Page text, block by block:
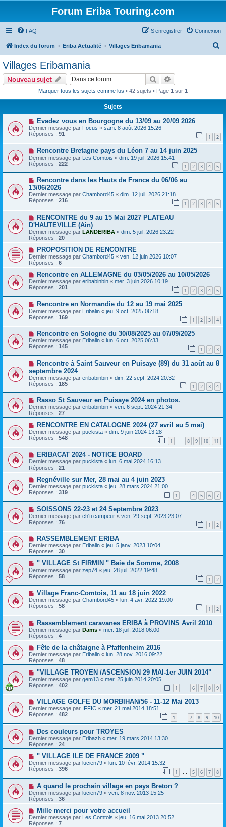
Forum Eriba Touring.com
FAQ Connexion
S’enregistrer
Index du forum Eriba Actualité Villages Eribamania
e
Villages Eribamania
Nouveau sujet Rechercher
Marquer tous les sujets comme lus • 42 sujets • Page 1 sur 1
Sujets
Evadez vous en Bourgogne du 13/09 au 20/09 2026
Dernier message par Focus « sam. 8 août 2026 15:26
Réponses : 91 1 2
Rencontre Bretagne pays du Léon 7 au 14 juin 2025
Dernier message par Les Comtois « dim. 19 juil. 2026 15:41
Réponses : 222 1 2 3 4 5
Rencontre dans les Hauts de France du 06/06 au
13/06/2026
Dernier message par Chambord45 « dim. 12 juil. 2026 21:18
Réponses : 216 1 2 3 4 5
RENCONTRE du 9 au 15 Mai 2027 PLATEAU
D'HAUTEVILLE (Ain)
Dernier message par LANDERIBA « dim. 5 juil. 2026 23:22
Réponses : 20
PROPOSITION DE RENCONTRE
Dernier message par Chambord45 « ven. 12 juin 2026 10:07
Réponses : 6
Rencontre en ALLEMAGNE du 03/05/2026 au 10/05/2026
Dernier message par eribabinbin « mer. 3 juin 2026 10:19
Réponses : 201 1 2 3 4 5
Rencontre en Normandie du 12 au 19 mai 2025
Dernier message par Eribalin « jeu. 9 oct. 2025 06:18
Réponses : 169 1 2 3 4
Rencontre en Sologne du 30/08/2025 au 07/09/2025
Dernier message par Eribalin « lun. 6 oct. 2025 06:33
Réponses : 145 1 2 3
Rencontre à Saint Sauveur en Puisaye (89) du 31 août au 8
septembre 2024
Dernier message par eribabinbin « dim. 22 sept. 2024 20:32
Réponses : 185 1 2 3 4
Rasso St Sauveur en Puisaye 2024 en photos.
Dernier message par eribabinbin « ven. 6 sept. 2024 21:34
Réponses : 27
RENCONTRE EN CATALOGNE 2024 (27 avril au 5 mai)
Dernier message par puckista « dim. 9 juin 2024 13:28
Réponses : 548 1 8 9 10 11
ERIBACAT 2024 - NOTICE BOARD
Dernier message par puckista « lun. 6 mai 2024 16:13
Réponses : 21
Regnéville sur Mer, 28 mai au 4 juin 2023
Dernier message par puckista « jeu. 28 mars 2024 21:00
Réponses : 319 1 … 4 5 6 7
SOISSONS 22-23 et 24 Septembre 2023
Dernier message par ch'ti campeur « ven. 29 sept. 2023 23:07
Réponses : 76 1 2
RASSEMBLEMENT ERIBA
Dernier message par Eribalin « jeu. 5 janv. 2023 10:04
Réponses : 30
" VILLAGE St FIRMIN " Baie de Somme, 2008
Dernier message par zep74 « jeu. 28 juil. 2022 19:48
Réponses : 58 1 2
Village Franc-Comtois, 11 au 18 juin 2022
Dernier message par Chambord45 « lun. 4 avr. 2022 19:00
Réponses : 58 1 2
Rassemblement caravanes ERIBA à PROVINS Avril 2010
Dernier message par Dams « mer. 18 juil. 2018 06:00
Réponses : 4
Fête de la châtaigne à Pfaffenheim 2016
Dernier message par Eribalin « lun. 28 nov. 2016 09:22
Réponses : 48
"VILLAGE TROYEN /ASCENSION 29 MAI-1er JUIN 2014"
Dernier message par gem13 « mer. 25 juin 2014 20:05
Réponses : 402 1 6 7 8 9
VILLAGE GOLFE DU MORBIHAN/56 - 11-12 Mai 2013
Dernier message par IFFIC « mer. 21 mai 2014 18:51
Réponses : 482 1 … 7 8 9 10
Des couleurs pour TROYES
Dernier message par Eribazh « mer. 19 mars 2014 13:30
Réponses : 24
" VILLAGE ILE DE FRANCE 2009 "
Dernier message par lucien79 « lun. 10 févr. 2014 15:32
Réponses : 396 1 … 5 6 7 8
A quand le prochain village en pays Breton ?
Dernier message par lucien79 « ven. 8 nov. 2013 15:25
Réponses : 36
Mille merci pour votre accueil
Dernier message par Les Comtois « jeu. 16 mai 2013 20:52
Réponses : 7